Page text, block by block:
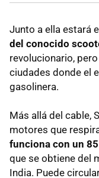
Junto a ella estará
del conocido
revolucionario,
ciudades donde el
gasolinera.
Más allá del cable,
motores que
funciona con un 85
que se obtiene del
India. Puede